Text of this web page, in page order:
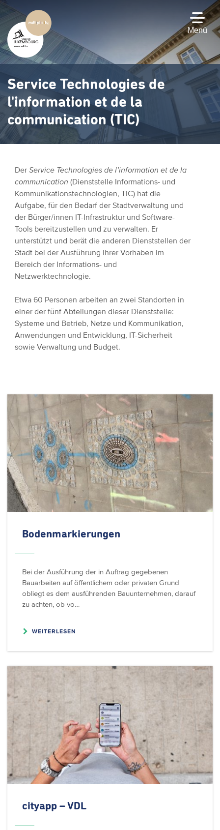
Zum
Hauptinhalt
gehen
Menü
Service Technologies de
l'information et de la
communication (TIC)
Der Service Technologies de l’information et de la
communication (Dienststelle Informations- und
Kommunikationstechnologien, TIC) hat die
Aufgabe, für den Bedarf der Stadtverwaltung und
der Bürger/innen IT-Infrastruktur und Software-
Tools bereitzustellen und zu verwalten. Er
unterstützt und berät die anderen Dienststellen der
Stadt bei der Ausführung ihrer Vorhaben im
Bereich der Informations- und
Netzwerktechnologie.
Etwa 60 Personen arbeiten an zwei Standorten in
einer der fünf Abteilungen dieser Dienststelle:
Systeme und Betrieb, Netze und Kommunikation,
Anwendungen und Entwicklung, IT-Sicherheit
sowie Verwaltung und Budget.
Bodenmarkierungen
Bei der Ausführung der in Auftrag gegebenen
Bauarbeiten auf öffentlichem oder privaten Grund
obliegt es dem ausführenden Bauunternehmen, darauf
zu achten, ob vo…
WEITERLESEN
cityapp – VDL